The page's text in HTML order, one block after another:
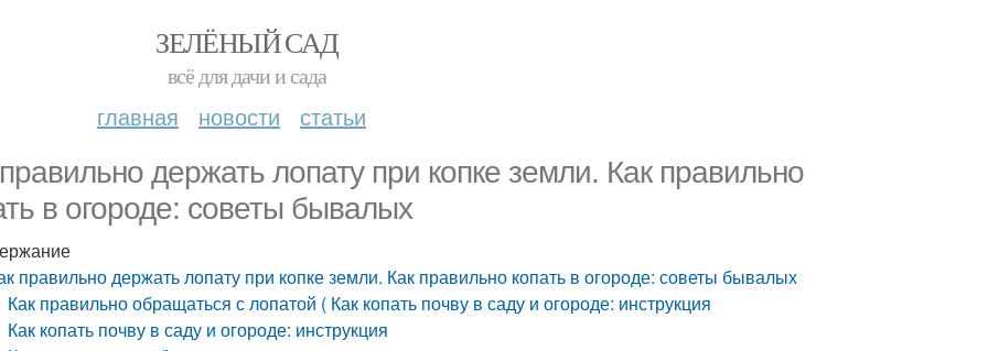
ЗЕЛЁНЫЙ САД
всё для дачи и сада
главная новости статьи
держать лопату при копке земли. Как правильно
в огороде: советы бывалых
правильно держать лопату при копке земли. Как правильно копать в огороде: советы бывалых
Как правильно обращаться с лопатой ( Как копать почву в саду и огороде: инструкция
Как копать почву в саду и огороде: инструкция